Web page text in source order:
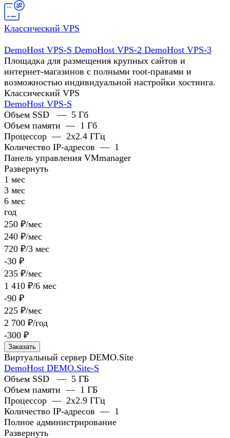
Классический VPS
DemoHost VPS-S DemoHost VPS-2 DemoHost VPS-3
Площадка для размещения крупных сайтов и
интернет-магазинов с полными root-правами и
возможностью индивидуальной настройки хостинга.
Классический VPS
DemoHost VPS-S
Объем SSD
— 5 Гб
Объем памяти — 1 Гб
Процессор — 2x2.4 ГГц
Количество IP-адресов — 1
Панель управления VMmanager
Развернуть
1 мес
3 мес
6 мес
год
250 ₽/мес
240 ₽/мес
720 ₽/3 мес
-30 ₽
235 ₽/мес
1 410 ₽/6 мес
-90 ₽
225 ₽/мес
2 700 ₽/год
-300 ₽
Заказать
Виртуальный сервер DEMO.Site
DemoHost DEMO.Site-S
Объем SSD
— 5 ГБ
Объем памяти — 1 ГБ
Процессор — 2x2.9 ГГц
Количество IP-адресов — 1
Полное администрирование
Развернуть